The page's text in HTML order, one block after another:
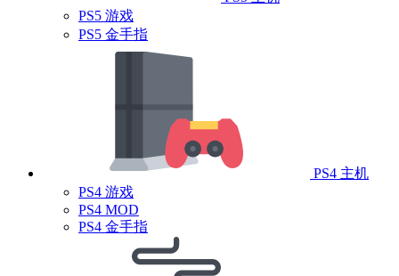
PS5 游戏
PS5 金手指
PS4 主机
PS4 游戏
PS4 MOD
PS4 金手指